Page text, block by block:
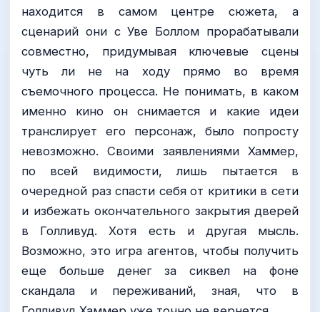
находится в самом центре сюжета, а
сценарий они с Уве Боллом прорабатывали
совместно, придумывая ключевые сцены
чуть ли не на ходу прямо во время
съемочного процесса. Не понимать, в каком
именно кино он снимается и какие идеи
транслирует его персонаж, было попросту
невозможно. Своими заявлениями Хаммер,
по всей видимости, лишь пытается в
очередной раз спасти себя от критики в сети
и избежать окончательного закрытия дверей
в Голливуд. Хотя есть и другая мысль.
Возможно, это игра агентов, чтобы получить
еще больше денег за сиквел на фоне
скандала и переживаний, зная, что в